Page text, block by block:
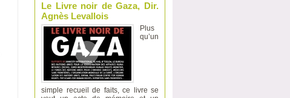
Le Livre noir de Gaza, Dir.
Agnès Levallois
Plus
qu’un
simple recueil de faits, ce livre se